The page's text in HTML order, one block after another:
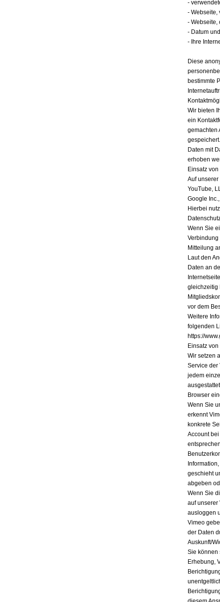
-
- Webseite,
- Webseite,
- Datum
- Ihre
Diese
bestimmte
Wir bieten
ein
gemachten
Daten mit
erhoben
Einsatz
Auf
YouTube,
Google
Hierbei
Wenn Sie
Verbindung
Mitteilung
Laut den
Daten an
gleichzeitig
vor dem
Weitere
folgenden
https://
Einsatz
Wir setzen
Service der
jedem
Browser
Wenn Sie
erkennt
konkrete
Account
geschieht
abgeben
Wenn Sie
auf unserer
ausloggen
Vimeo
der Daten
Auskunft/
Sie können
Erhebung,